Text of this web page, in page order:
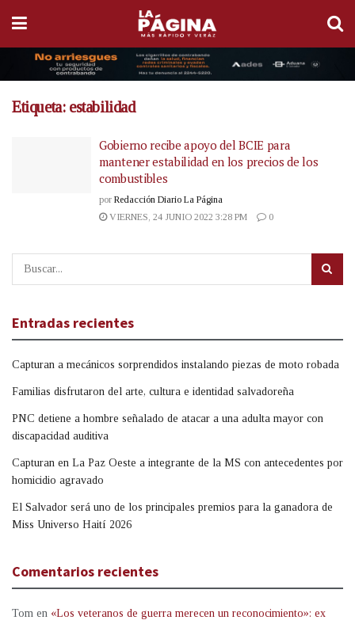
Etiqueta: estabilidad
Gobierno recibe apoyo del BCIE para
mantener estabilidad en los precios de los
combustibles
por Redacción Diario La Página
VIERNES, 24 JUNIO 2022 3:28 PM
0
Entradas recientes
Capturan a mecánicos sorprendidos instalando piezas de moto robada
Familias disfrutaron del arte, cultura e identidad salvadoreña
PNC detiene a hombre señalado de atacar a una adulta mayor con
discapacidad auditiva
Capturan en La Paz Oeste a integrante de la MS con antecedentes por
homicidio agravado
El Salvador será uno de los principales premios para la ganadora de
Miss Universo Haití 2026
Comentarios recientes
Tom en «Los veteranos de guerra merecen un reconocimiento»: ex